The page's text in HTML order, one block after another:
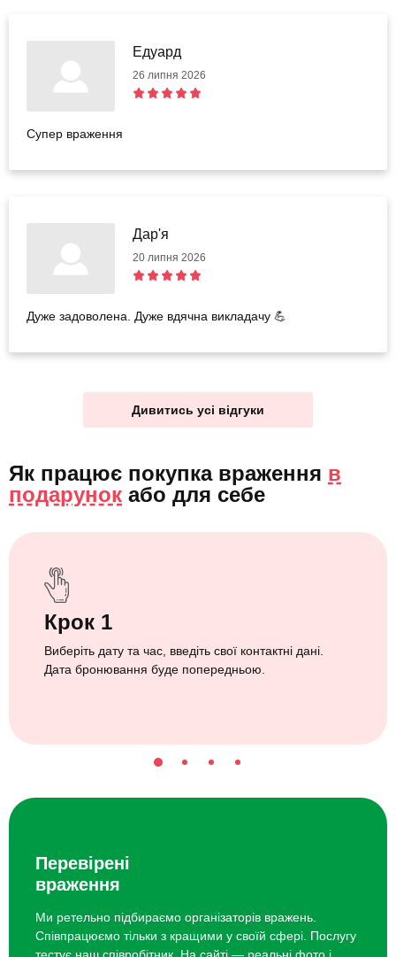
Едуард
26 липня 2026
Супер враження
Дар'я
20 липня 2026
Дуже задоволена. Дуже вдячна викладачу 💪
Дивитись усі відгуки
Як працює покупка враження в
подарунок або для себе
Крок 1
Виберіть дату та час, введіть свої контактні дані.
Дата бронювання буде попередньою.
Перевірені
враження
Ми ретельно підбираємо організаторів вражень.
Співпрацюємо тільки з кращими у своїй сфері. Послугу
тестує наш співробітник. На сайті — реальні фото і